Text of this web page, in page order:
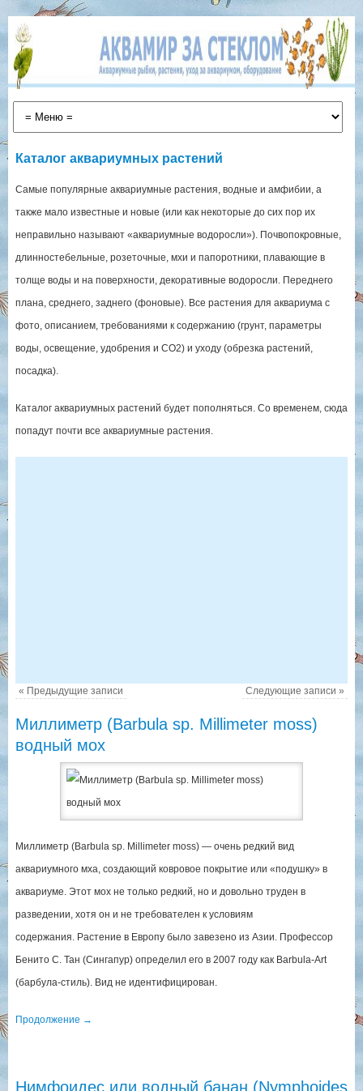
Каталог аквариумных растений
Самые популярные аквариумные растения, водные и амфибии, а
также мало известные и новые (или как некоторые до сих пор их
неправильно называют «аквариумные водоросли»). Почвопокровные,
длинностебельные, розеточные, мхи и папоротники, плавающие в
толще воды и на поверхности, декоративные водоросли. Переднего
плана, среднего, заднего (фоновые). Все растения для аквариума с
фото, описанием, требованиями к содержанию (грунт, параметры
воды, освещение, удобрения и СО2) и уходу (обрезка растений,
посадка).
Каталог аквариумных растений будет пополняться. Со временем, сюда
попадут почти все аквариумные растения.
« Предыдущие записи Следующие записи»
Миллиметр (Barbula sp. Millimeter moss)
водный мох
Миллиметр (Barbula sp. Millimeter moss) — очень редкий вид
аквариумного мха, создающий ковровое покрытие или «подушку» в
аквариуме. Этот мох не только редкий, но и довольно труден в
разведении, хотя он и не требователен к условиям
содержания. Растение в Европу было завезено из Азии. Профессор
Бенито С. Тан (Сингапур) определил его в 2007 году как Barbula-Art
(барбула-стиль). Вид не идентифицирован.
Продолжение →
Нимфоидес или водный банан (Nymphoides